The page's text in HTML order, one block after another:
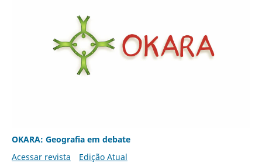
OKARA: Geografia em debate
Acessar revista
Edição Atual